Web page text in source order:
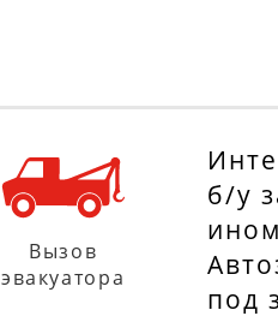
б/у
под
Вызов
эвакуатора